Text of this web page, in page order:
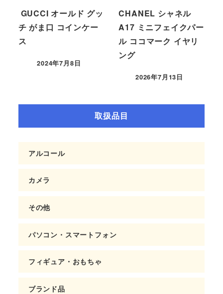
GUCCI オールド グッ
チ がま口 コインケー
ス
2024年7月8日
CHANEL シャネル
A17 ミニフェイクパー
ル ココマーク イヤリ
ング
2026年7月13日
取扱品目
アルコール
カメラ
その他
パソコン・スマートフォン
フィギュア・おもちゃ
ブランド品